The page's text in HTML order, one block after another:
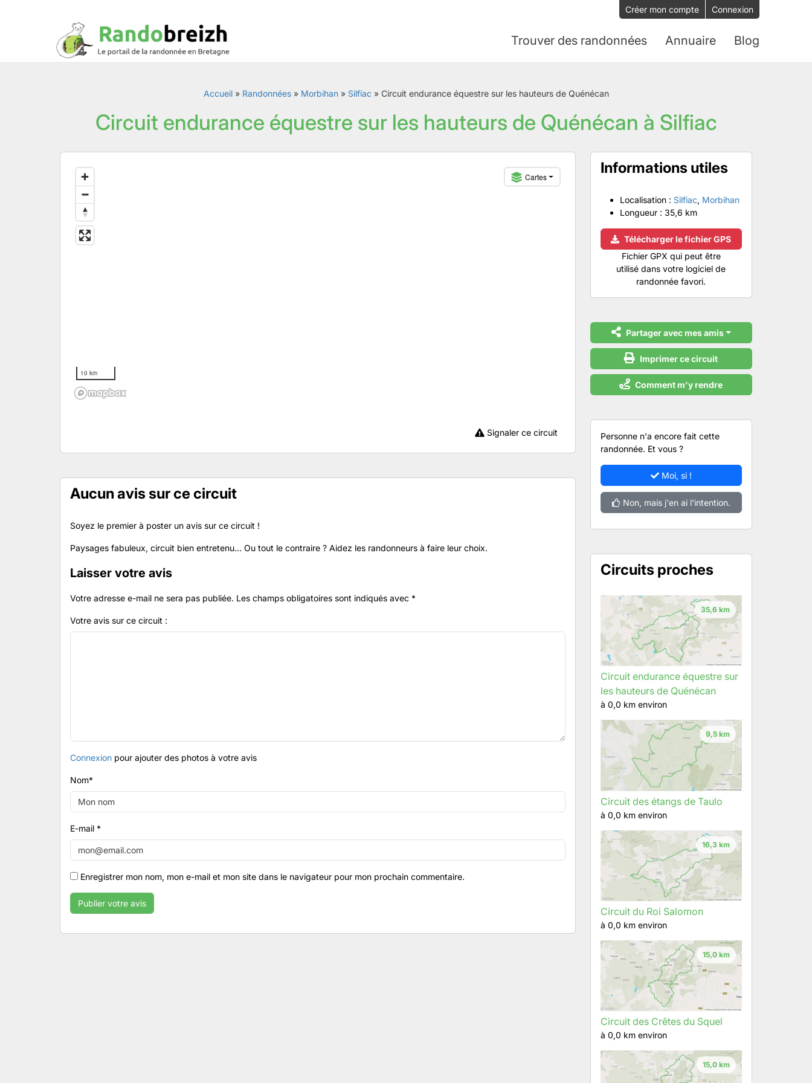
Créer mon compte Connexion
Trouver des randonnées Annuaire Blog
Accueil» Randonnées» Morbihan» Silfiac » Circuit endurance équestre sur les hauteurs de Quénécan
Circuit endurance équestre sur les hauteurs de Quénécan à Silfiac
Cartes
10 km
Signaler ce circuit
Aucun avis sur ce circuit
Soyez le premier à poster un avis sur ce circuit !
Paysages fabuleux, circuit bien entretenu... Ou tout le contraire ? Aidez les randonneurs à faire leur choix.
Laisser votre avis
Votre adresse e-mail ne sera pas publiée. Les champs obligatoires sont indiqués avec *
Votre avis sur ce circuit :
Connexion pour ajouter des photos à votre avis
Nom*
E-mail *
Enregistrer mon nom, mon e-mail et mon site dans le navigateur pour mon prochain commentaire.
Informations utiles
Localisation : Silfiac, Morbihan
Longueur : 35,6 km
Télécharger le fichier GPS
Fichier GPX qui peut être
utilisé dans votre logiciel de
randonnée favori.
Partager avec mes amis
Imprimer ce circuit
Comment m'y rendre
Personne n'a encore fait cette
randonnée. Et vous ?
Moi, si !
Non, mais j'en ai l'intention.
Circuits proches
35,6 km
Circuit endurance équestre sur
les hauteurs de Quénécan
à 0,0 km environ
9,5 km
Circuit des étangs de Taulo
à 0,0 km environ
16,3 km
Circuit du Roi Salomon
à 0,0 km environ
15,0 km
Circuit des Crêtes du Squel
à 0,0 km environ
15,0 km